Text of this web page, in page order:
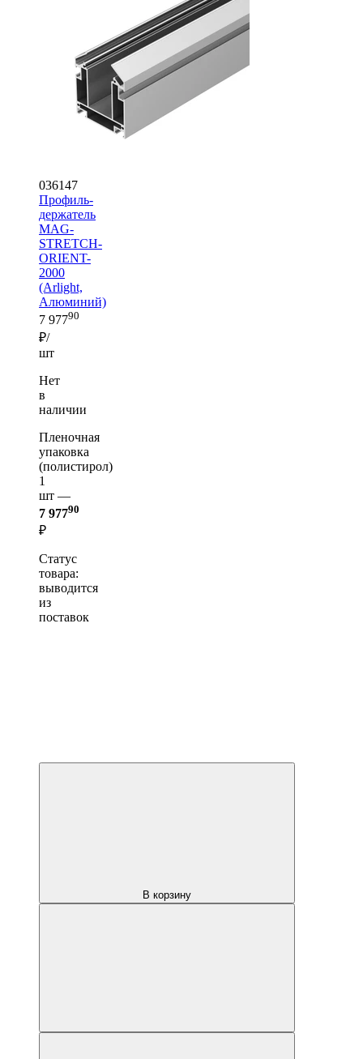
036147
Профиль-
держатель
MAG-
STRETCH-
ORIENT-
2000
(Arlight,
Алюминий)
7 97790
₽/
шт
Нет
в
наличии
Пленочная
упаковка
(полистирол)
1
шт —
7 97790
₽
Статус
товара:
выводится
из
поставок
В корзину